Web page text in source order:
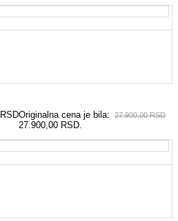
27.900,00RSD
Originalna cena je bila:
27.900,00 RSD.
RSD